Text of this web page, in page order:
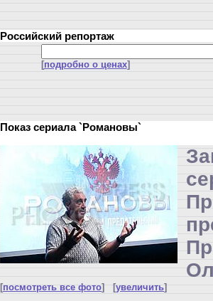
Российский репортаж
[подробно о ценах]
Показ сериала `Романовы`
[посмотреть все фото] [увеличить]